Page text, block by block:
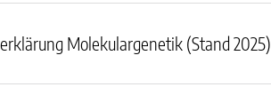
Molekulargenetik (Stand 2025)